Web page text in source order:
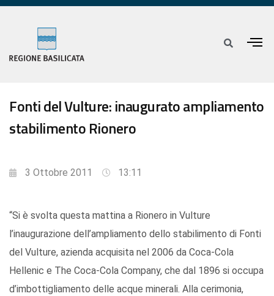
Fonti del Vulture: inaugurato ampliamento
stabilimento Rionero
3 Ottobre 2011 13:11
“Si è svolta questa mattina a Rionero in Vulture
l’inaugurazione dell’ampliamento dello stabilimento di Fonti
del Vulture, azienda acquisita nel 2006 da Coca-Cola
Hellenic e The Coca-Cola Company, che dal 1896 si occupa
d’imbottigliamento delle acque minerali. Alla cerimonia,